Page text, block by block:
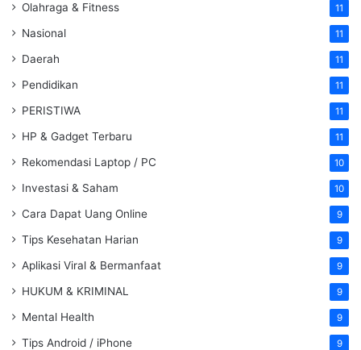
Olahraga & Fitness 11
Nasional 11
Daerah 11
Pendidikan 11
PERISTIWA 11
HP & Gadget Terbaru 11
Rekomendasi Laptop / PC 10
Investasi & Saham 10
Cara Dapat Uang Online 9
Tips Kesehatan Harian 9
Aplikasi Viral & Bermanfaat 9
HUKUM & KRIMINAL 9
Mental Health 9
Tips Android / iPhone 9